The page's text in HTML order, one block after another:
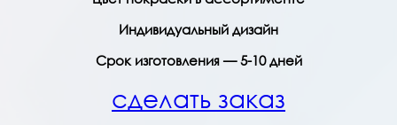
Индивидуальный дизайн
Срок изготовления — 5-10 дней
сделать заказ